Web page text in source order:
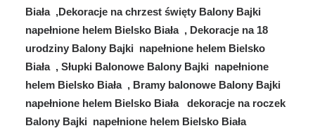
Biała ,Dekoracje na chrzest święty Balony Bajki
napełnione helem Bielsko Biała , Dekoracje na 18
urodziny Balony Bajki napełnione helem Bielsko
Biała , Słupki Balonowe Balony Bajki napełnione
helem Bielsko Biała , Bramy balonowe Balony Bajki
napełnione helem Bielsko Biała dekoracje na roczek
Balony Bajki napełnione helem Bielsko Biała